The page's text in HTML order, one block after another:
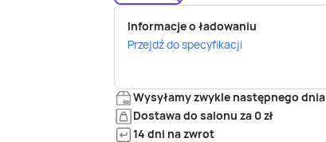
Informacje o ładowaniu
Przejdź do specyfikacji
Wysyłamy zwykle następnego dnia
Dostawa do salonu za 0 zł
14 dni na zwrot